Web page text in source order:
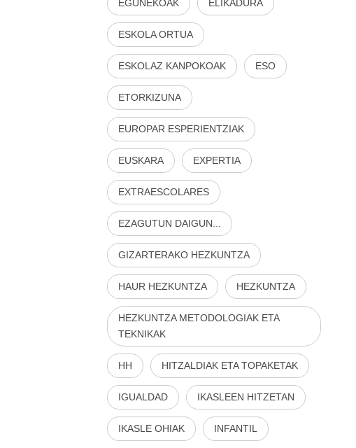
EGUNEKOAK ELIKADURA
ESKOLA ORTUA
ESKOLAZ KANPOKOAK ESO
ETORKIZUNA
EUROPAR ESPERIENTZIAK
EUSKARA EXPERTIA
EXTRAESCOLARES
EZAGUTUN DAIGUN...
GIZARTERAKO HEZKUNTZA
HAUR HEZKUNTZA HEZKUNTZA
HEZKUNTZA METODOLOGIAK ETA
TEKNIKAK
HH HITZALDIAK ETA TOPAKETAK
IGUALDAD IKASLEEN HITZETAN
IKASLE OHIAK INFANTIL